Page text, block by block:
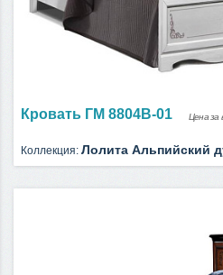
Кровать ГМ 8804В-01 Цена за
Коллекция: Лолита Альпийский